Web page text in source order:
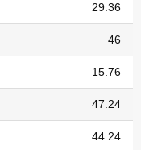
29.36
46
15.76
47.24
44.24